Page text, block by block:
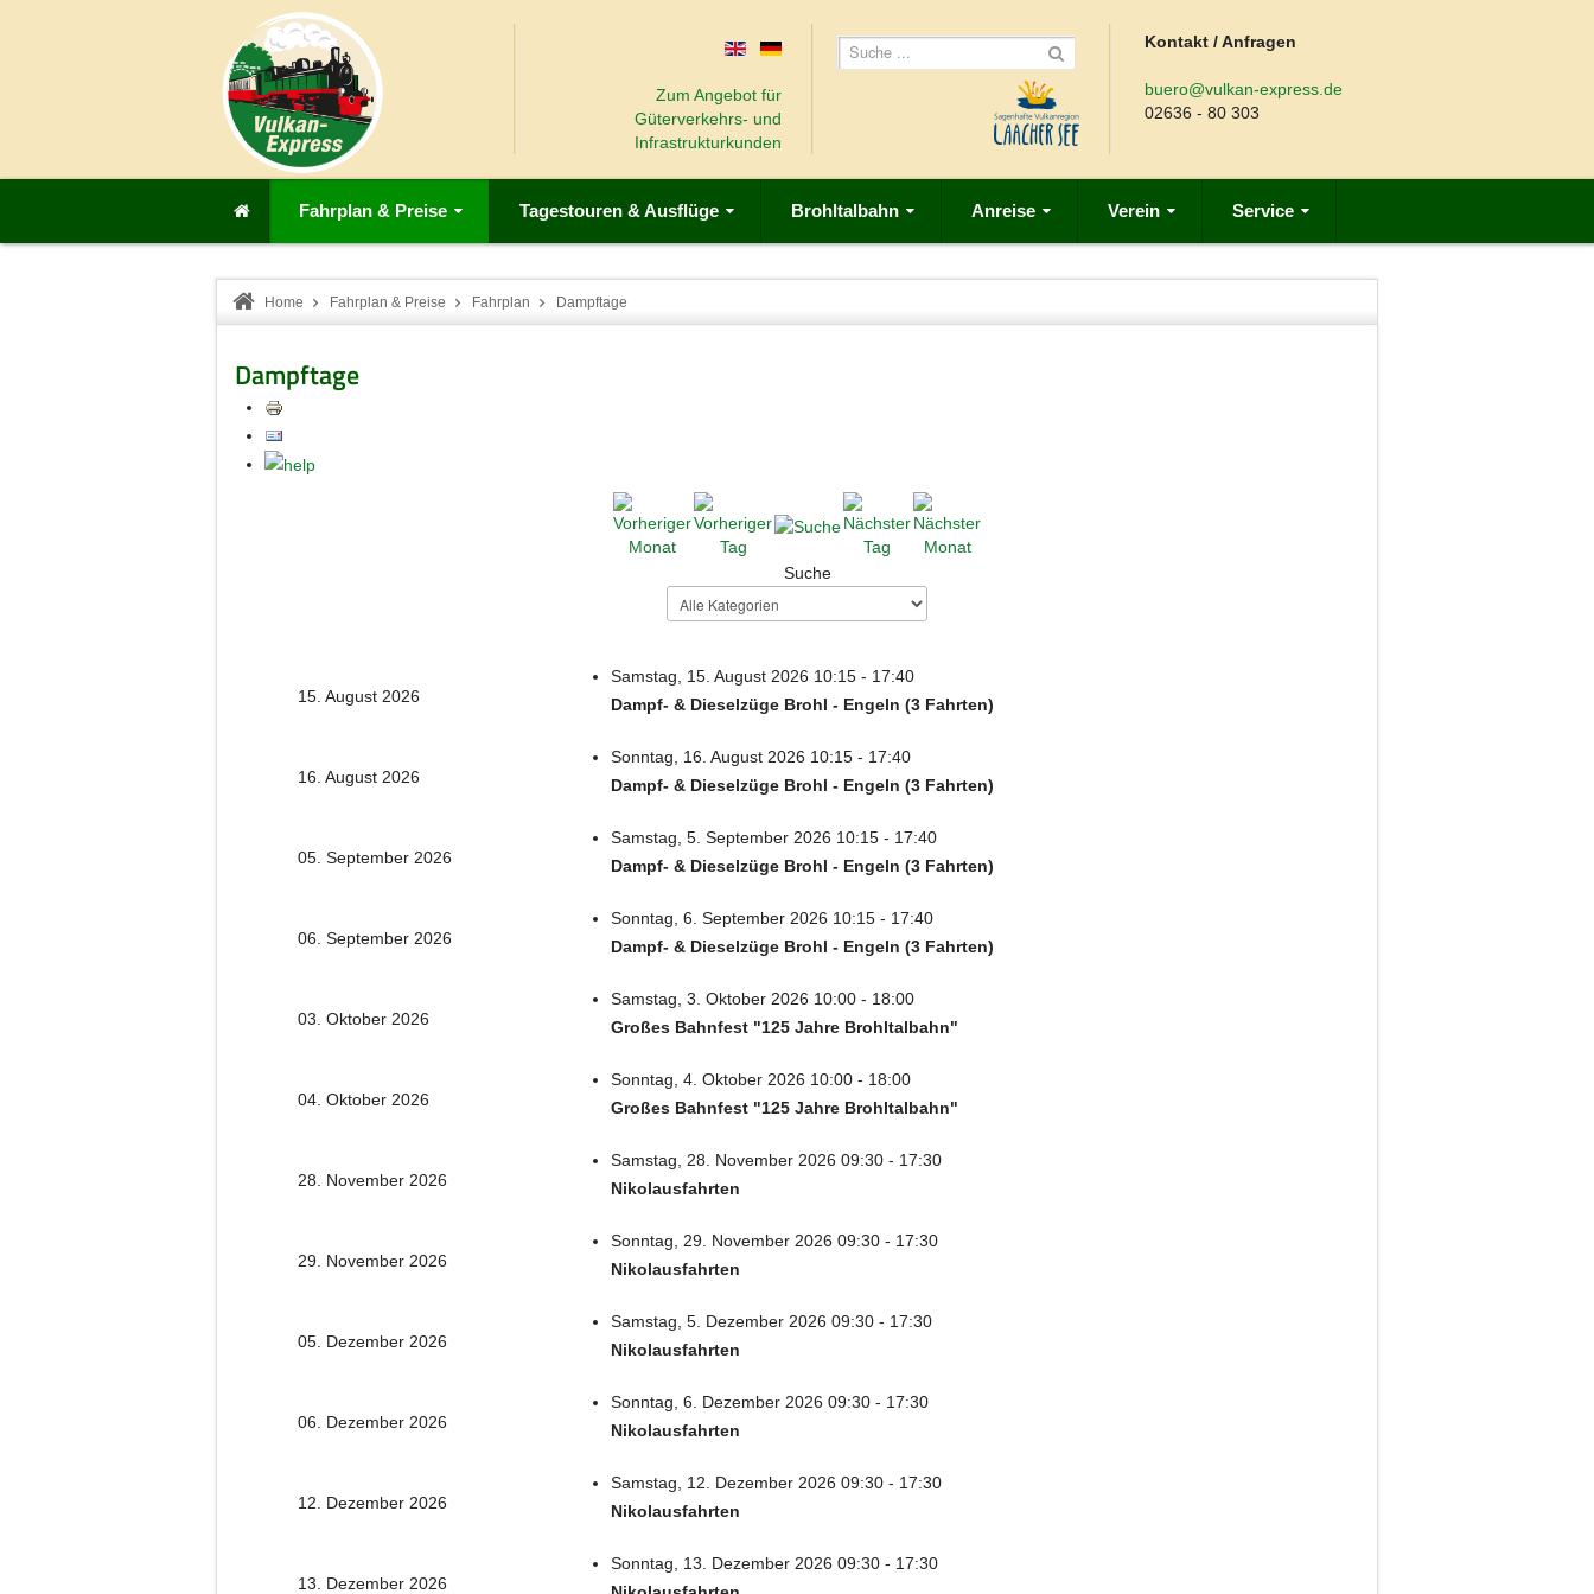
Zum Angebot für
Güterverkehrs- und
Infrastrukturkunden
Kontakt / Anfragen
buero@vulkan-express.de
02636 - 80 303
Fahrplan & Preise Tagestouren & Ausflüge Brohltalbahn Anreise Verein Service
Home Fahrplan & Preise Fahrplan Dampftage
Dampftage
Suche
15. August 2026
Samstag, 15. August 2026 10:15 - 17:40
Dampf- & Dieselzüge Brohl - Engeln (3 Fahrten)
16. August 2026
Sonntag, 16. August 2026 10:15 - 17:40
Dampf- & Dieselzüge Brohl - Engeln (3 Fahrten)
05. September 2026
Samstag, 5. September 2026 10:15 - 17:40
Dampf- & Dieselzüge Brohl - Engeln (3 Fahrten)
06. September 2026
Sonntag, 6. September 2026 10:15 - 17:40
Dampf- & Dieselzüge Brohl - Engeln (3 Fahrten)
03. Oktober 2026
Samstag, 3. Oktober 2026 10:00 - 18:00
Großes Bahnfest "125 Jahre Brohltalbahn"
04. Oktober 2026
Sonntag, 4. Oktober 2026 10:00 - 18:00
Großes Bahnfest "125 Jahre Brohltalbahn"
28. November 2026
Samstag, 28. November 2026 09:30 - 17:30
Nikolausfahrten
29. November 2026
Sonntag, 29. November 2026 09:30 - 17:30
Nikolausfahrten
05. Dezember 2026
Samstag, 5. Dezember 2026 09:30 - 17:30
Nikolausfahrten
06. Dezember 2026
Sonntag, 6. Dezember 2026 09:30 - 17:30
Nikolausfahrten
12. Dezember 2026
Samstag, 12. Dezember 2026 09:30 - 17:30
Nikolausfahrten
13. Dezember 2026
Sonntag, 13. Dezember 2026 09:30 - 17:30